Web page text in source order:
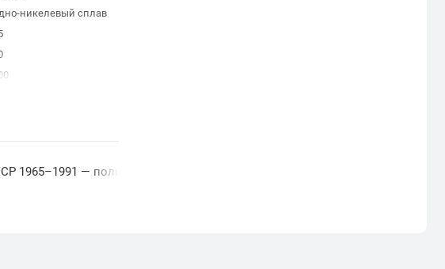
никелевый сплав
1965–1991 — полный каталог